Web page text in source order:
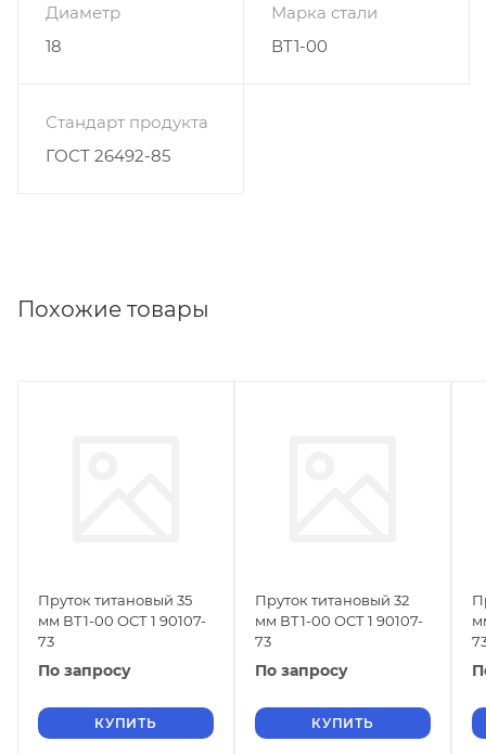
Диаметр
18
Марка стали
ВТ1-00
Стандарт продукта
ГОСТ 26492-85
Похожие товары
Пруток титановый 35
мм ВТ1-00 ОСТ 1 90107-
73
По запросу
КУПИТЬ
Пруток титановый 32
мм ВТ1-00 ОСТ 1 90107-
73
По запросу
КУПИТЬ